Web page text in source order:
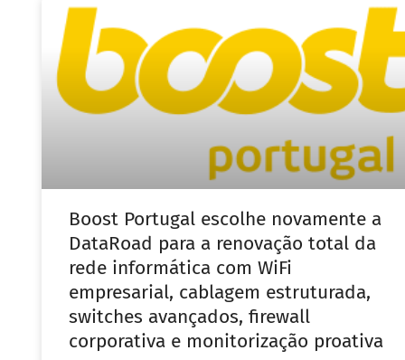
Boost Portugal escolhe novamente a
DataRoad para a renovação total da
rede informática com WiFi
empresarial, cablagem estruturada,
switches avançados, firewall
corporativa e monitorização proativa